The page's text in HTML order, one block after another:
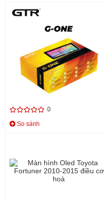
MÀN HÌNH DVD ANDROID GTR
0
So sánh